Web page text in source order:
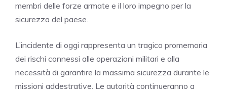
membri delle forze armate e il loro impegno per la
sicurezza del paese.
L’incidente di oggi rappresenta un tragico promemoria
dei rischi connessi alle operazioni militari e alla
necessità di garantire la massima sicurezza durante le
missioni addestrative. Le autorità continueranno a